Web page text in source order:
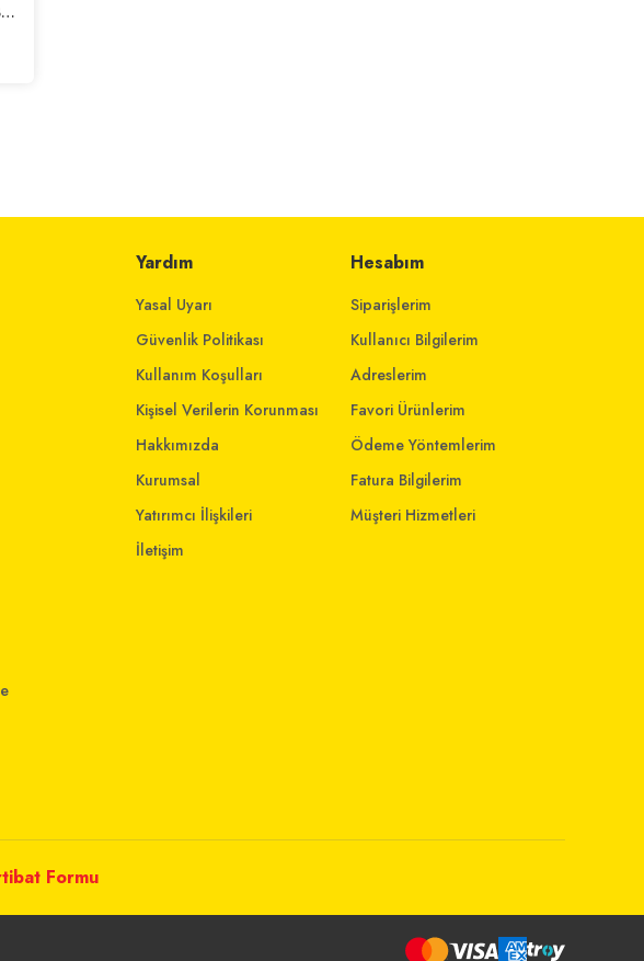
Yardım
Yasal Uyarı
Güvenlik Politikası
Kullanım Koşulları
Kişisel Verilerin Korunması
Hakkımızda
Kurumsal
Yatırımcı İlişkileri
İletişim
Hesabım
Siparişlerim
Kullanıcı Bilgilerim
Adreslerim
Favori Ürünlerim
Ödeme Yöntemlerim
Fatura Bilgilerim
Müşteri Hizmetleri
Formu